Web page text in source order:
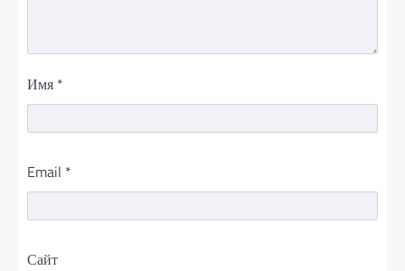
Имя *
Email *
Сайт